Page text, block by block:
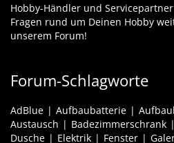
Hobby-Händler und
Fragen rund um Deinen Hobby
unserem Forum!
Forum-Schlagworte
AdBlue Aufbaubatterie
Austausch
Badezimmerschrank
Dusche
Elektrik Fenster